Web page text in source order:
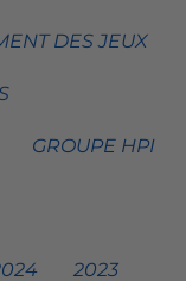
DES JEUX
GROUPE HPI
2023